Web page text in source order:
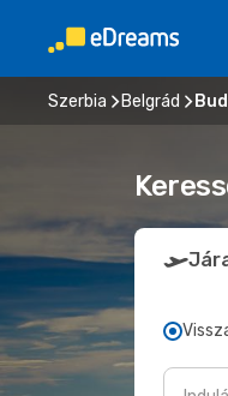
Szerbia Belgrád